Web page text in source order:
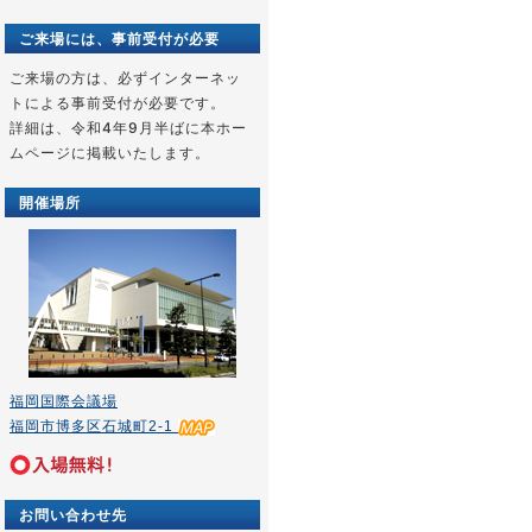
ご来場には、事前受付が必要
ご来場の方は、必ずインターネッ
トによる事前受付が必要です。
詳細は、令和4年9月半ばに本ホー
ムページに掲載いたします。
開催場所
福岡国際会議場
福岡市博多区石城町2-1
お問い合わせ先